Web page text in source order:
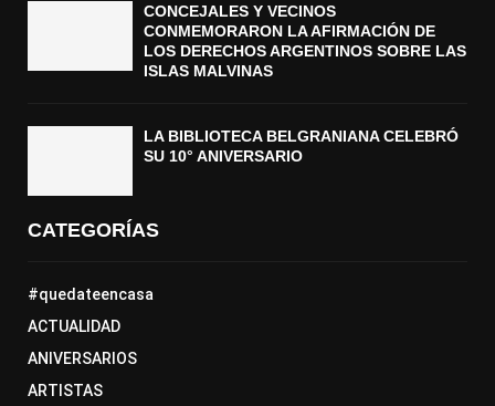
CONCEJALES Y VECINOS
CONMEMORARON LA AFIRMACIÓN DE
LOS DERECHOS ARGENTINOS SOBRE LAS
ISLAS MALVINAS
LA BIBLIOTECA BELGRANIANA CELEBRÓ
SU 10° ANIVERSARIO
CATEGORÍAS
#quedateencasa
ACTUALIDAD
ANIVERSARIOS
ARTISTAS